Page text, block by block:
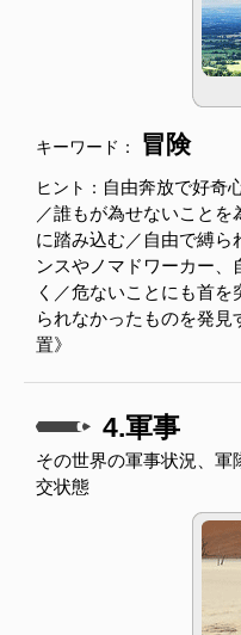
キーワード： 冒険
ヒント： 自由奔放で好奇
／誰もが為せないこと
に踏み込む／自由で縛ら
ンスやノマドワーカー
く／危ないことにも首
られなかったものを発見
置》
4.軍事
その世界の軍事状況、
交状態